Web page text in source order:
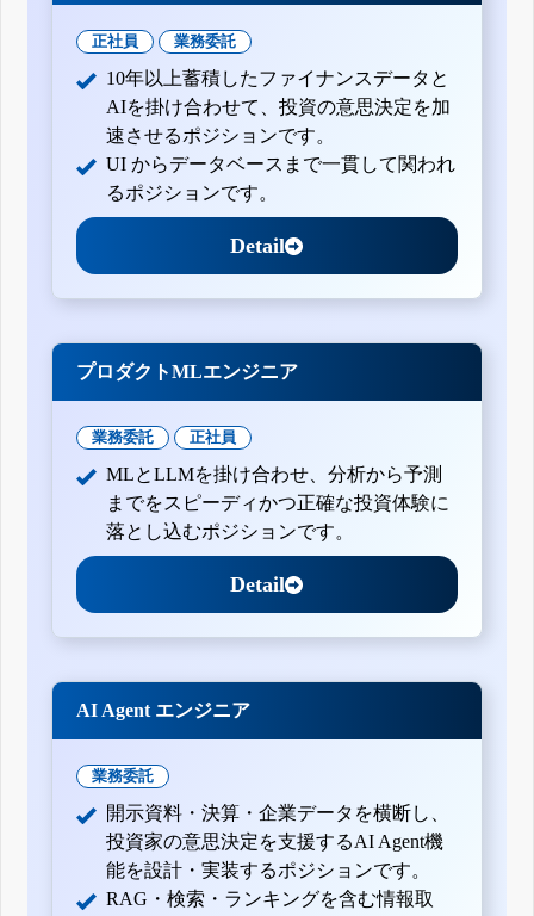
正社員 業務委託
10年以上蓄積したファイナンスデータと
AIを掛け合わせて、投資の意思決定を加
速させるポジションです。
UI からデータベースまで一貫して関われ
るポジションです。
Detail
プロダクトMLエンジニア
業務委託 正社員
MLとLLMを掛け合わせ、分析から予測
までをスピーディかつ正確な投資体験に
落とし込むポジションです。
Detail
AI Agent エンジニア
業務委託
開示資料・決算・企業データを横断し、
投資家の意思決定を支援するAI Agent機
能を設計・実装するポジションです。
RAG・検索・ランキングを含む情報取